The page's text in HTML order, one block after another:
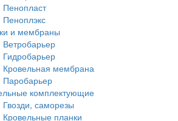
Пенопласт
Пеноплэкс
и мембраны
Ветробарьер
Гидробарьер
Кровельная мембрана
Паробарьер
комплектующие
Гвозди, саморезы
Кровельные планки